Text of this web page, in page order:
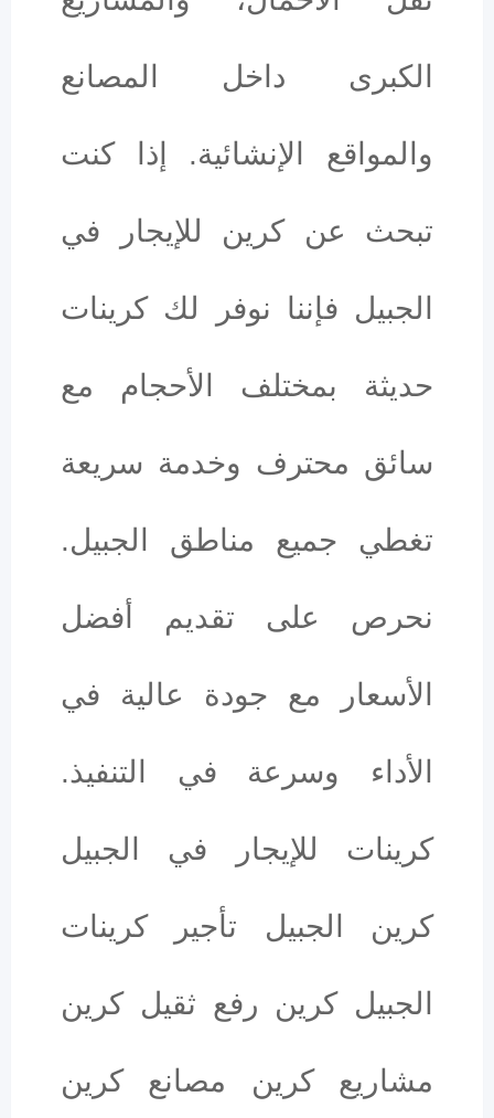
الكبرى داخل المصانع
والمواقع الإنشائية. إذا كنت
تبحث عن كرين للإيجار في
الجبيل فإننا نوفر لك كرينات
حديثة بمختلف الأحجام مع
سائق محترف وخدمة سريعة
تغطي جميع مناطق الجبيل.
نحرص على تقديم أفضل
الأسعار مع جودة عالية في
الأداء وسرعة في التنفيذ.
كرينات للإيجار في الجبيل
كرين الجبيل تأجير كرينات
الجبيل كرين رفع ثقيل كرين
مشاريع كرين مصانع كرين